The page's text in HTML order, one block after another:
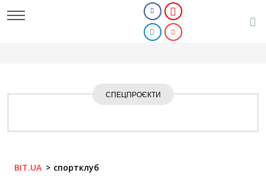
СПЕЦПРОЄКТИ
BIT.UA спортклуб